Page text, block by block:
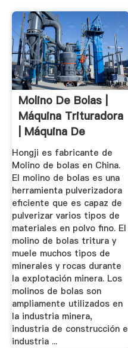
Molino De Bolas |
Máquina Trituradora
| Máquina De
Minería ...
Hongji es fabricante de
Molino de bolas en China.
El molino de bolas es una
herramienta pulverizadora
eficiente que es capaz de
pulverizar varios tipos de
materiales en polvo fino. El
molino de bolas tritura y
muele muchos tipos de
minerales y rocas durante
la explotación minera. Los
molinos de bolas son
ampliamente utilizados en
la industria minera,
industria de construcción e
industria ...